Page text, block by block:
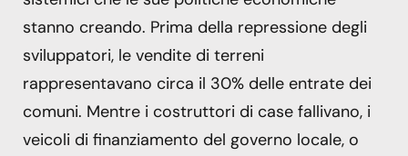
stanno creando. Prima della repressione degli
sviluppatori, le vendite di terreni
rappresentavano circa il 30% delle entrate dei
comuni. Mentre i costruttori di case fallivano, i
veicoli di finanziamento del governo locale, o